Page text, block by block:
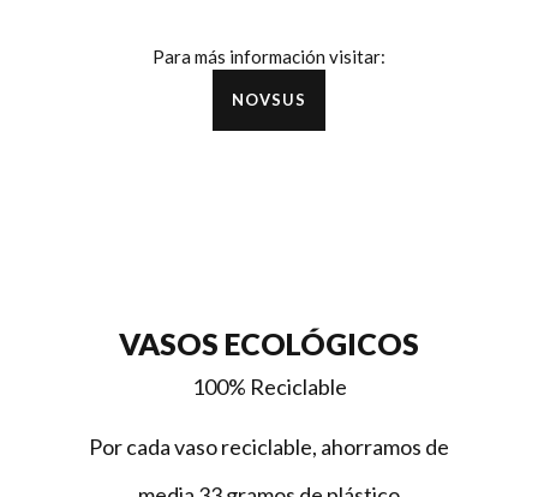
Para más información visitar:
NOVSUS
VASOS ECOLÓGICOS
100% Reciclable
Por cada vaso reciclable, ahorramos de